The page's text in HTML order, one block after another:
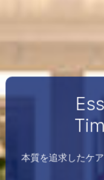
本質を追求したケ